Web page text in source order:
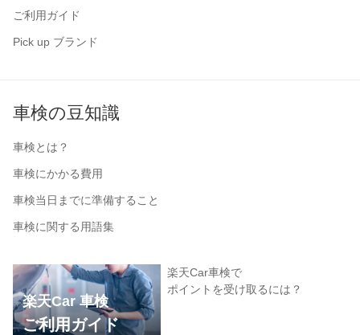
ご利用ガイド
Pick up ブランド
車検の豆知識
車検とは？
車検にかかる費用
車検当日までに準備すること
車検に関する用語集
楽天Car 車検
ご利用ガイド
楽天Car車検で
ポイントを受け取るには？